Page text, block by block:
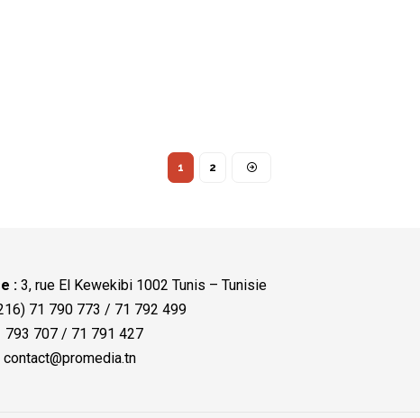
1 2
: 3, rue El Kewekibi 1002 Tunis – Tunisie
71 790 773 / 71 792 499
707 / 71 791 427
contact@promedia.tn